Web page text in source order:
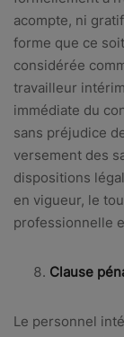
acompte, ni
forme que ce
considérée
travailleur
immédiate du
sans préjudice
versement des
dispositions
en vigueur, le
professionnelle
Clause
Le personnel